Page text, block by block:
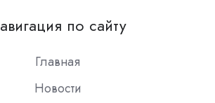
Slack
по сайту
Главная
Новости